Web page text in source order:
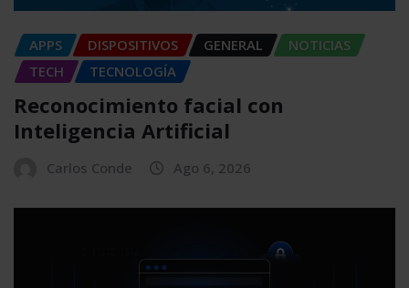
APPS DISPOSITIVOS GENERAL
NOTICIAS
TECH
TECNOLOGÍA
Reconocimiento facial con
Inteligencia Artificial
Carlos Conde Ago 6, 2026